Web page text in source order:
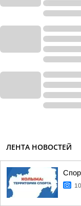
ЛЕНТА НОВОСТЕЙ